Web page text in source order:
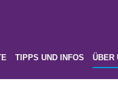
TIPPS UND INFOS ÜBER